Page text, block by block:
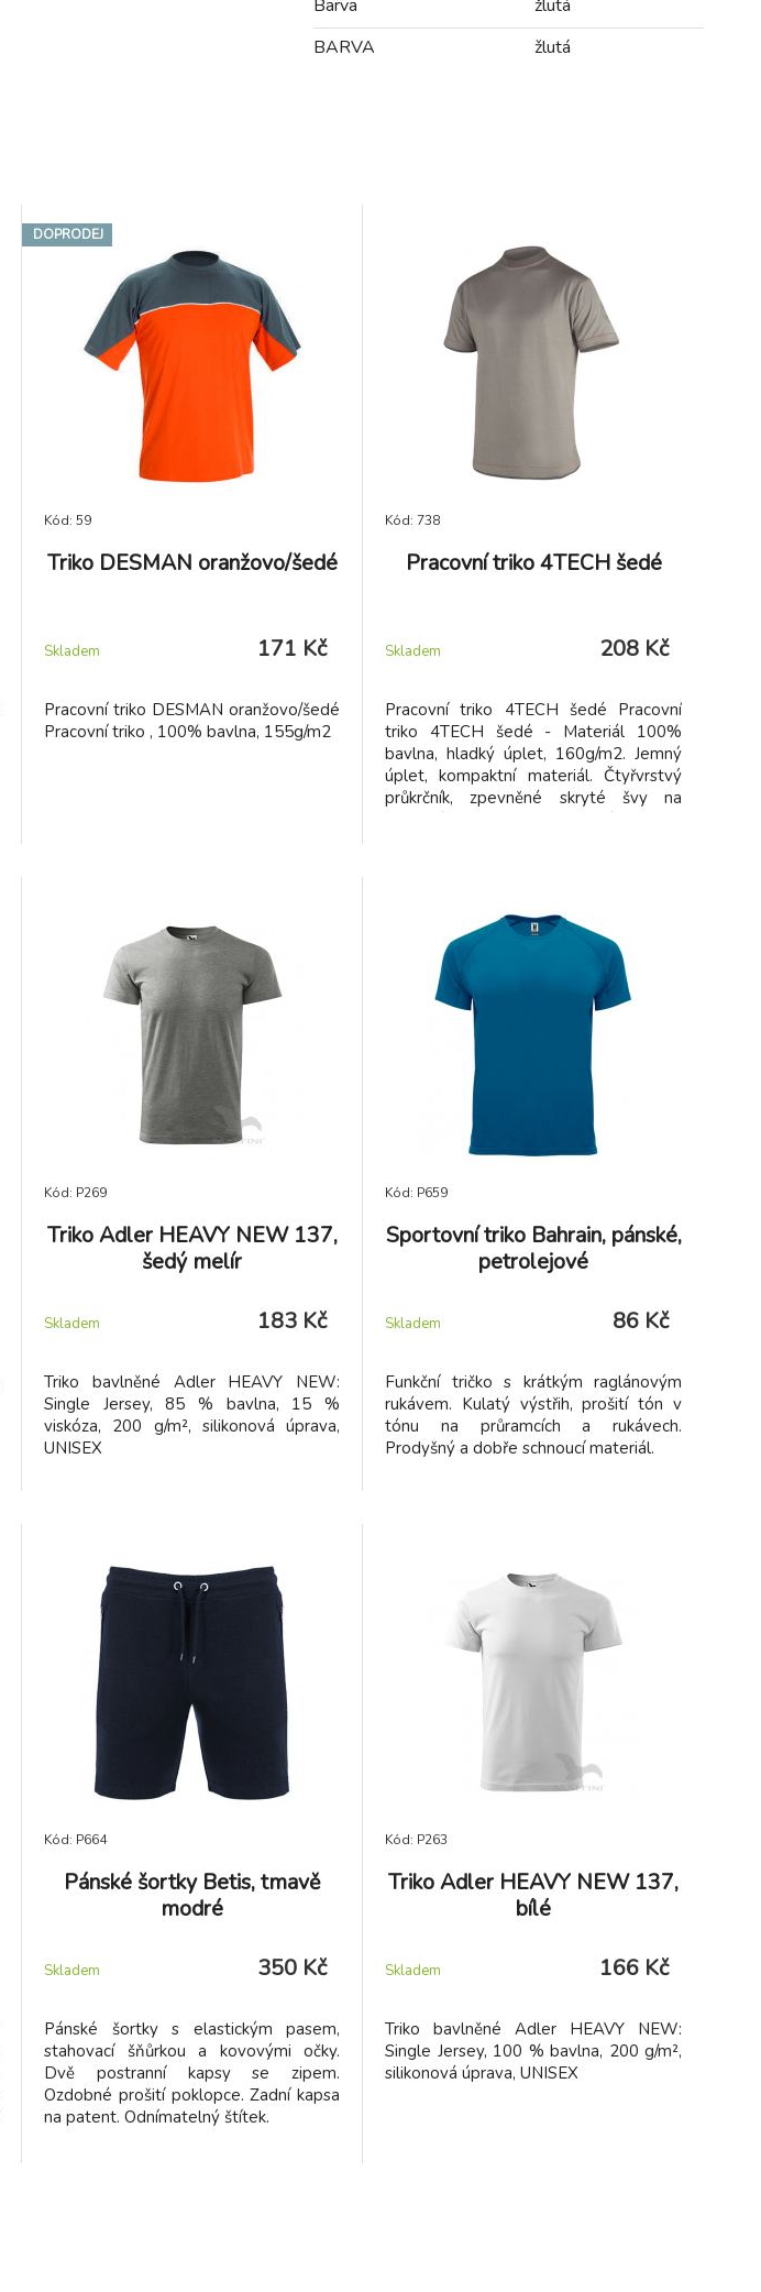
Barva
žlutá
BARVA
žlutá
DOPRODEJ
Kód: 59
Triko DESMAN oranžovo/šedé
Skladem 171 Kč
Pracovní triko DESMAN oranžovo/šedé
Pracovní triko , 100% bavlna, 155g/m2
Kód: 738
Pracovní triko 4TECH šedé
Skladem 208 Kč
Pracovní triko 4TECH šedé Pracovní
triko 4TECH šedé - Materiál 100%
bavlna, hladký úplet, 160g/m2. Jemný
úplet, kompaktní materiál. Čtyřvrstvý
průkrčník, zpevněné skryté švy na
Kód: P269
Triko Adler HEAVY NEW 137,
šedý melír
Skladem 183 Kč
Triko bavlněné Adler HEAVY NEW:
Single Jersey, 85 % bavlna, 15 %
viskóza, 200 g/m², silikonová úprava,
UNISEX
Kód: P659
Sportovní triko Bahrain, pánské,
petrolejové
Skladem 86 Kč
Funkční tričko s krátkým raglánovým
rukávem. Kulatý výstřih, prošití tón v
tónu na průramcích a rukávech.
Prodyšný a dobře schnoucí materiál.
Kód: P664
Pánské šortky Betis, tmavě
modré
Skladem 350 Kč
Pánské šortky s elastickým pasem,
stahovací šňůrkou a kovovými očky.
Dvě postranní kapsy se zipem.
Ozdobné prošití poklopce. Zadní kapsa
na patent. Odnímatelný štítek.
Kód: P263
Triko Adler HEAVY NEW 137,
bílé
Skladem 166 Kč
Triko bavlněné Adler HEAVY NEW:
Single Jersey, 100 % bavlna, 200 g/m²,
silikonová úprava, UNISEX